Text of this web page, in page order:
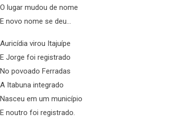
O lugar mudou de nome
E novo nome se deu…
Auricídia virou Itajuípe
E Jorge foi registrado
No povoado Ferradas
A Itabuna integrado
Nasceu em um município
E noutro foi registrado.